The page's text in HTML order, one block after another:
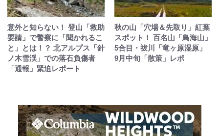
意外と知らない！ 登山「救助
要請」で警察に「聞かれるこ
と」とは！？ 北アルプス「針
ノ木雪渓」での落石負傷者
「通報」緊迫レポート
秋の山「穴場＆先取り」紅葉
スポット！ 百名山「鳥海山」
5合目・祓川「竜ヶ原湿原」
9月中旬「散策」レポ